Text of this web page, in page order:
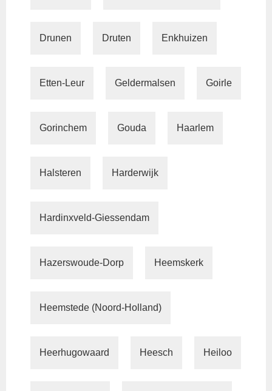
Drunen Druten Enkhuizen
Etten-Leur Geldermalsen Goirle
Gorinchem Gouda Haarlem
Halsteren Harderwijk
Hardinxveld-Giessendam
Hazerswoude-Dorp Heemskerk
Heemstede (Noord-Holland)
Heerhugowaard Heesch Heiloo